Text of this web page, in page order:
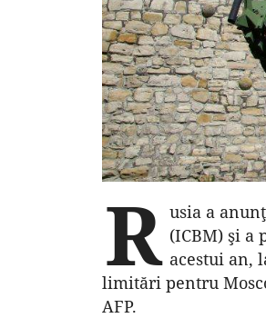
R usia a
(ICBM) şi a
acestui an,
limitări pentru
AFP.